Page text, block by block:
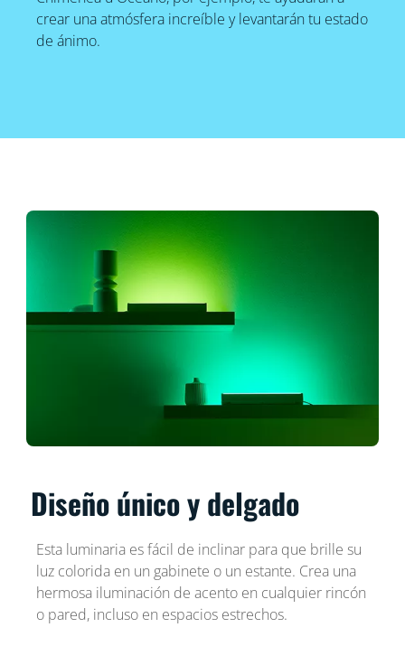
crear una atmósfera increíble y levantarán tu estado
de ánimo.
Diseño único y delgado
Esta luminaria es fácil de inclinar para que brille su
luz colorida en un gabinete o un estante. Crea una
hermosa iluminación de acento en cualquier rincón
o pared, incluso en espacios estrechos.